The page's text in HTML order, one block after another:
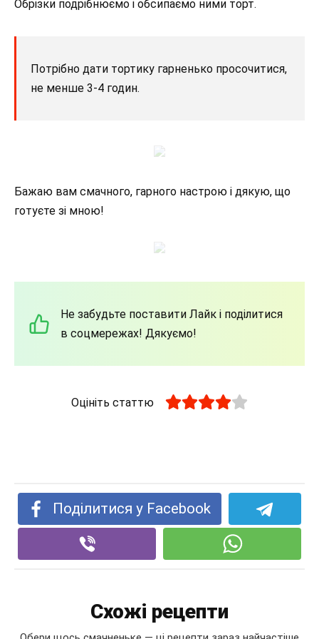
Обрізки подрібнюємо і обсипаємо ними торт.
Потрібно дати тортику гарненько просочитися,
не менше 3-4 годин.
Бажаю вам смачного, гарного настрою і дякую, що
готуєте зі мною!
Не забудьте поставити Лайк і поділитися
в соцмережах! Дякуємо!
Оцініть статтю
Поділитися у Facebook
Схожі рецепти